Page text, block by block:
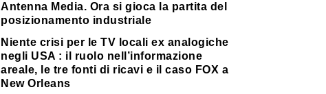
Antenna Media. Ora si gioca la partita del
posizionamento industriale
Niente crisi per le TV locali ex analogiche
negli USA : il ruolo nell’informazione
areale, le tre fonti di ricavi e il caso FOX a
New Orleans